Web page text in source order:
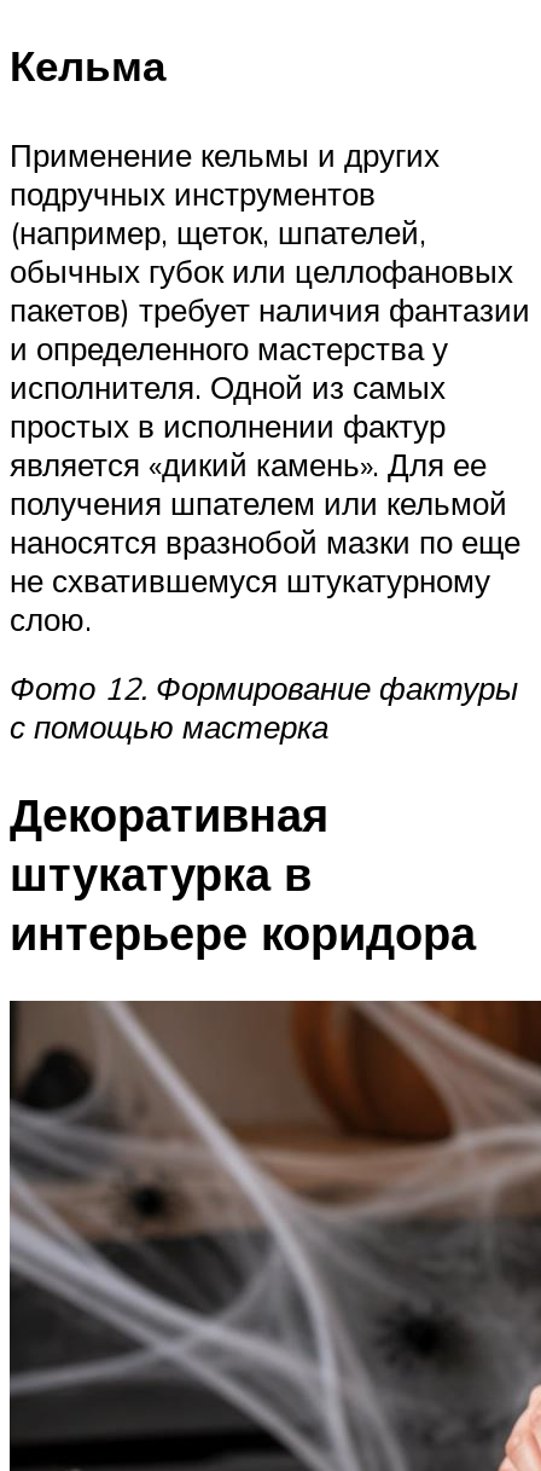
Кельма
Применение кельмы и других
подручных инструментов
(например, щеток, шпателей,
обычных губок или целлофановых
пакетов) требует наличия фантазии
и определенного мастерства у
исполнителя. Одной из самых
простых в исполнении фактур
является «дикий камень». Для ее
получения шпателем или кельмой
наносятся вразнобой мазки по еще
не схватившемуся штукатурному
слою.
Фото 12. Формирование фактуры
с помощью мастерка
Декоративная
штукатурка в
интерьере коридора